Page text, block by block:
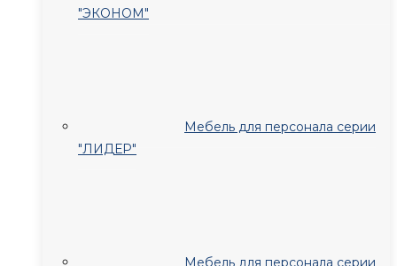
"ЭКОНОМ"
Мебель для персонала серии
"ЛИДЕР"
Мебель для персонала серии